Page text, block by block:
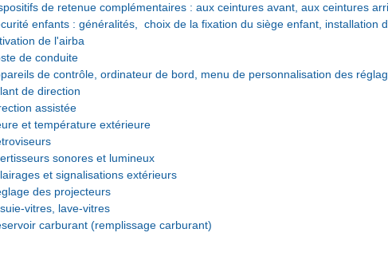
de retenue complémentaires : aux ceintures avant, aux ceintures
enfants : généralités, choix de la fixation du siège enfant, installation
de l'airba
de conduite
de contrôle, ordinateur de bord, menu de personnalisation des
de direction
assistée
et température extérieure
sonores et lumineux
et signalisations extérieurs
des projecteurs
vitres, lave-vitres
carburant (remplissage carburant)